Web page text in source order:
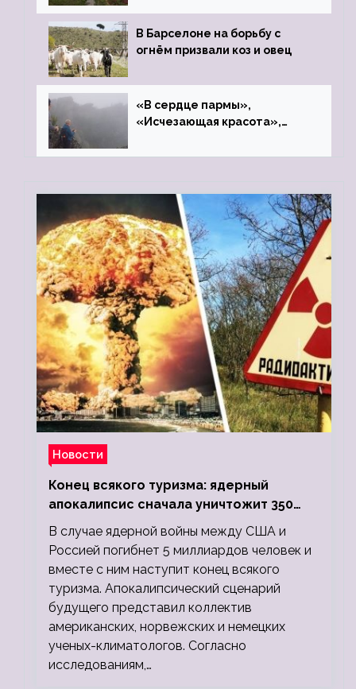
В Барселоне на борьбу с
огнём призвали коз и овец
«В сердце пармы»,
«Исчезающая красота»,
Новости
Конец всякого туризма: ядерный
апокалипсис сначала уничтожит 350
миллионов, а потом 5 миллиардов
людей
В случае ядерной войны между США и
Россией погибнет 5 миллиардов человек и
вместе с ним наступит конец всякого
туризма. Апокалипсический сценарий
будущего представил коллектив
американских, норвежских и немецких
ученых-климатологов. Согласно
исследованиям,…